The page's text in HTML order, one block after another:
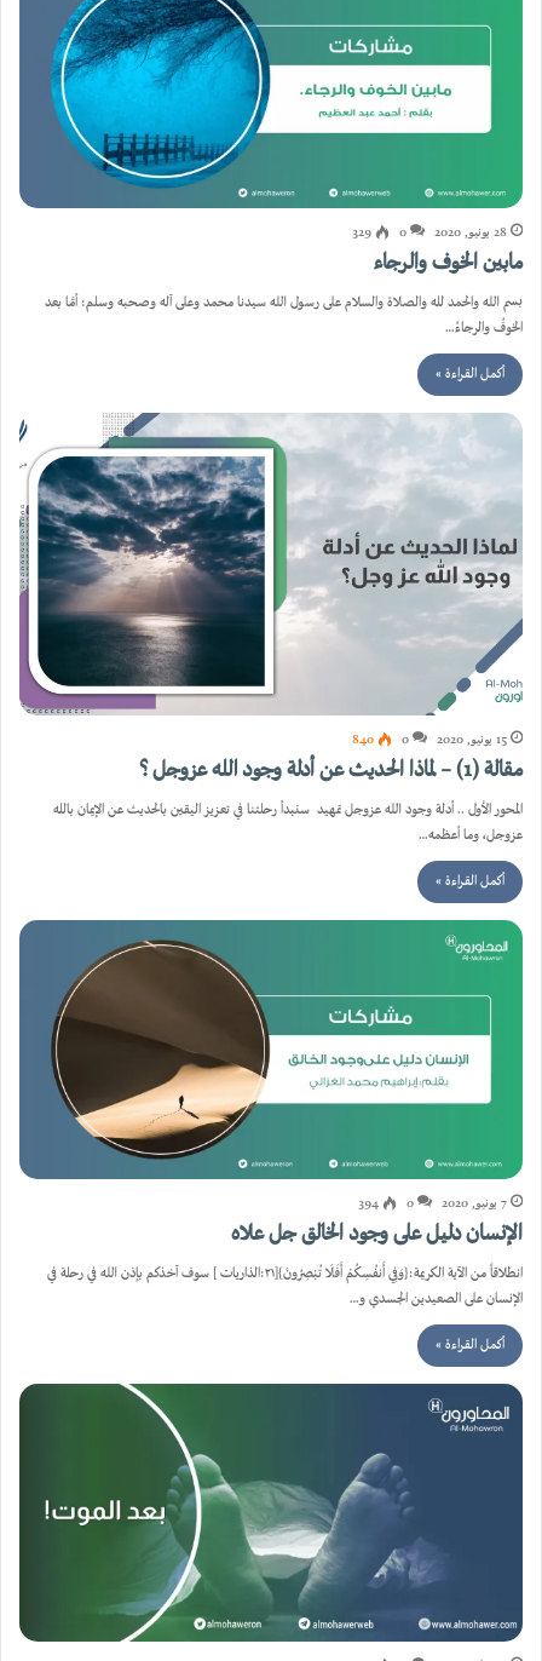
28 يونيو, 2020 0
329
مابين الخوف والرجاء
بسم الله والحمد لله والصلاة والسلام على رسول الله سيدنا محمد وعلى آله وصحبه وسلم: أمَّا بعد
الخوفُ والرجاءُ…
أكمل القراءة »
15 يونيو, 2020 0
840
مقالة (1) – لماذا الحديث عن أدلة وجود الله عزوجل ؟
المحور الأول .. أدلة وجود الله عزوجل تمهيد سنبدأ رحلتنا في تعزيز اليقين بالحديث عن الإيمان بالله
عزوجل، وما أعظمه…
أكمل القراءة »
7 يونيو, 2020 0
394
الإنسان دليل على وجود الخالق جل علاه
انطلاقاً من الآية الكريمة:{وَفِي أَنفُسِكُمْ أَفَلَا تُبْصِرُونَ}[٢١:الذاريات ] سوف آخذكم بإذن الله في رحلة في
الإنسان على الصعيدين الجسدي و…
أكمل القراءة »